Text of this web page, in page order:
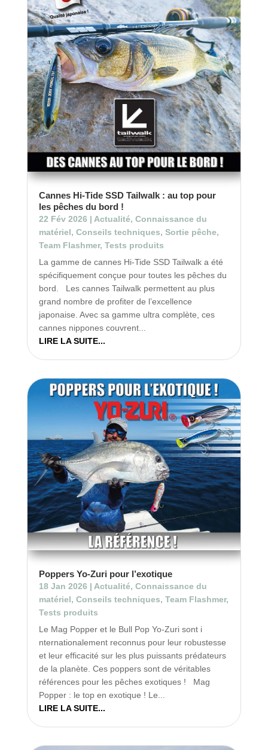
Cannes Hi-Tide SSD Tailwalk : au top pour
les pêches du bord !
22 Fév 2026 | Actualité, Connaissance du
matériel, Conseils techniques, Sortie pêche,
Team Flashmer, Tests produits
La gamme de cannes Hi-Tide SSD Tailwalk a été
spécifiquement conçue pour toutes les pêches du
bord. Les cannes Tailwalk permettent au plus
grand nombre de profiter de l’excellence
japonaise. Avec sa gamme ultra complète, ces
cannes nippones couvrent...
LIRE LA SUITE...
Poppers Yo-Zuri pour l’exotique
18 Jan 2026 | Actualité, Connaissance du
matériel, Conseils techniques, Team Flashmer,
Tests produits
Le Mag Popper et le Bull Pop Yo-Zuri sont i
nternationalement reconnus pour leur robustesse
et leur efficacité sur les plus puissants prédateurs
de la planète. Ces poppers sont de véritables
références pour les pêches exotiques ! Mag
Popper : le top en exotique ! Le...
LIRE LA SUITE...